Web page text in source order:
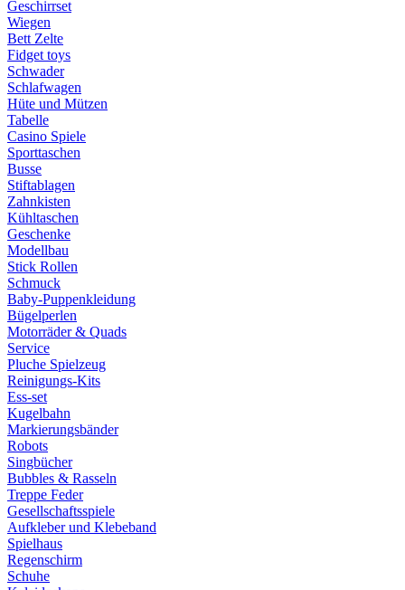
Geschirrset
Wiegen
Bett Zelte
Fidget toys
Schwader
Schlafwagen
Hüte und Mützen
Tabelle
Casino Spiele
Sporttaschen
Busse
Stiftablagen
Zahnkisten
Kühltaschen
Geschenke
Modellbau
Stick Rollen
Schmuck
Baby-Puppenkleidung
Bügelperlen
Motorräder & Quads
Service
Pluche Spielzeug
Reinigungs-Kits
Ess-set
Kugelbahn
Markierungsbänder
Robots
Singbücher
Bubbles & Rasseln
Treppe Feder
Gesellschaftsspiele
Aufkleber und Klebeband
Spielhaus
Regenschirm
Schuhe